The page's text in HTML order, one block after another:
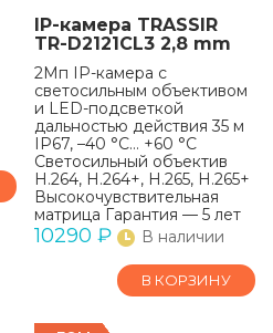
IP-камера TRASSIR
TR-D2121CL3 2,8 mm
2Мп IP-камера с
светосильным объективом
и LED-подсветкой
дальностью действия 35 м
IP67, –40 °C… +60 °C
Светосильный объектив
H.264, H.264+, H.265, H.265+
Высокочувствительная
матрица Гарантия — 5 лет
10290 ₽ В наличии
В КОРЗИНУ